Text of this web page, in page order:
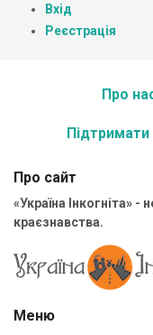
Вхід
Реєстрація
Про
Підтримати
Про сайт
«Україна Інкогніта» -
краєзнавства.
Меню